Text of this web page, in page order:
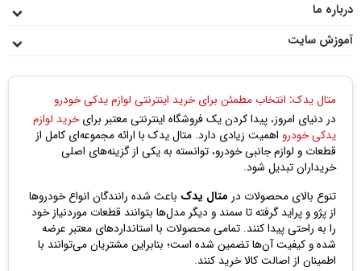
درباره ما
آموزش سایت
متال یدک: انتخاب مطمئن برای خرید اینترنتی لوازم یدکی خودرو
در دنیای امروز، پیدا کردن یک فروشگاه اینترنتی معتبر برایخرید لوازم
یدکی خودرو اهمیت زیادی دارد. متال یدک با ارائه مجموعه‌ای کامل از
قطعات و لوازم جانبی خودرو، توانسته به یکی از گزینه‌های اصلی
خریداران تبدیل شود.
تنوع بالای محصولات در متال یدک باعث شده رانندگان انواع خودروها
از پژو و پراید گرفته تا سمند و دیگر مدل‌ها بتوانند قطعات موردنیاز خود
را به راحتی پیدا کنند. تمامی محصولات با استانداردهای معتبر عرضه
شده و کیفیت آن‌ها تضمین شده است؛ بنابراین مشتریان می‌توانند با
اطمینان از اصالت کالا خرید کنند.